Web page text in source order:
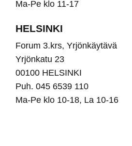
Ma-Pe klo 11-17
HELSINKI
Forum 3.krs, Yrjönkäytävä
Yrjönkatu 23
00100 HELSINKI
Puh. 045 6539 110
Ma-Pe klo 10-18, La 10-16